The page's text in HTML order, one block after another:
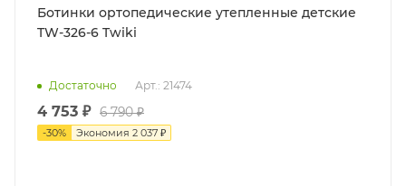
Ботинки ортопедические утепленные детские
TW-326-6 Twiki
Достаточно Арт.: 21474
4 753 ₽ 6 790 ₽
-30% Экономия 2 037 ₽